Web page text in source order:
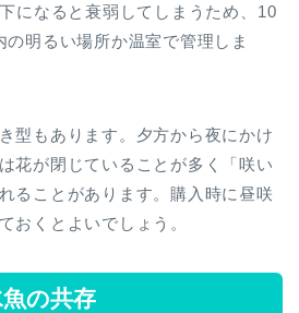
になると衰弱してしまうため、10
の明るい場所か温室で管理しま
型もあります。夕方から夜にかけ
花が閉じていることが多く「咲い
ることがあります。購入時に昼咲
おくとよいでしょう。
の共存